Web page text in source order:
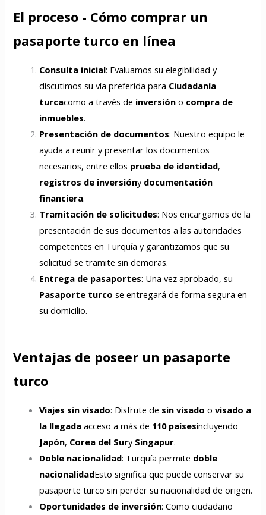
El proceso - Cómo comprar un
pasaporte turco en línea
Consulta inicial: Evaluamos su elegibilidad y
discutimos su vía preferida para Ciudadanía
turcacomo a través de inversión o compra de
inmuebles.
Presentación de documentos: Nuestro equipo le
ayuda a reunir y presentar los documentos
necesarios, entre ellos prueba de identidad,
registros de inversióny documentación
financiera.
Tramitación de solicitudes: Nos encargamos de la
presentación de sus documentos a las autoridades
competentes en Turquía y garantizamos que su
solicitud se tramite sin demoras.
Entrega de pasaportes: Una vez aprobado, su
Pasaporte turco se entregará de forma segura en
su domicilio.
Ventajas de poseer un pasaporte
turco
Viajes sin visado: Disfrute de sin visado ovisado a
la llegada acceso a más de 110 paísesincluyendo
Japón, Corea del Sury Singapur.
Doble nacionalidad: Turquía permite doble
nacionalidadEsto significa que puede conservar su
pasaporte turco sin perder su nacionalidad de origen.
Oportunidades de inversión: Como ciudadano